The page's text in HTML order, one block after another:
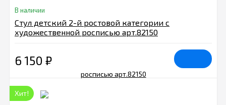
В наличии
Стул детский 2-й ростовой категории с
художественной росписью арт.82150
6 150 ₽
Хит!